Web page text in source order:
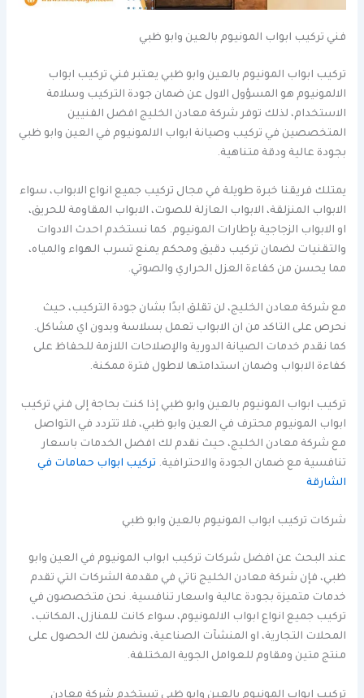
فني تركيب ابواب المونيوم بالعين وابو ظبي
تركيب ابواب المونيوم بالعين وابو ظبي يعتبر فني تركيب ابواب
الالمونيوم هو المسؤول الاول عن ضمان جودة التركيب وسلامة
الاستخدام، لذلك توفر شركة معادن الخليج افضل الفنيين
المتخصصين في تركيب وصيانة ابواب الالمونيوم في العين وابو ظبي
بجودة عالية ودقة متناهية.
يمتلك فريقنا خبرة طويلة في مجال تركيب جميع انواع الابواب، سواء
الابواب المنزلقة، الابواب العازلة للصوت، الابواب المقاومة للحريق،
او الابواب الزجاجية بإطارات المونيوم. كما نستخدم احدث الادوات
والتقنيات لضمان تركيب دقيق ومحكم يمنع تسرب الهواء والمياه،
مما يحسن من كفاءة العزل الحراري والصوتي.
مع شركة معادن الخليج، لن تقلق ابدًا بشان جودة التركيب، حيث
نحرص على التاكد من ان الابواب تعمل بسلاسة وبدون اي مشاكل.
كما نقدم خدمات الصيانة الدورية والإصلاحات اللازمة للحفاظ على
كفاءة الابواب وضمان استدامتها لاطول فترة ممكنة.
تركيب ابواب المونيوم بالعين وابو ظبي إذا كنت بحاجة إلى فني تركيب
ابواب المونيوم محترف في العين وابو ظبي، فلا تتردد في التواصل
مع شركة معادن الخليج، حيث نقدم لك افضل الخدمات باسعار
تنافسية مع ضمان الجودة والاحترافية. تركيب ابواب حمامات في
الشارقة
شركات تركيب ابواب المونيوم بالعين وابو ظبي
عند البحث عن افضل شركات تركيب ابواب المونيوم في العين وابو
ظبي، فإن شركة معادن الخليج تاتي في مقدمة الشركات التي تقدم
خدمات متميزة بجودة عالية واسعار تنافسية. نحن متخصصون في
تركيب جميع انواع ابواب الالمونيوم، سواء كانت للمنازل، المكاتب،
المحلات التجارية، او المنشآت الصناعية، ونضمن لك الحصول على
منتج متين ومقاوم للعوامل الجوية المختلفة.
تركيب ابواب المونيوم بالعين وابو ظبي تستخدم شركة معادن